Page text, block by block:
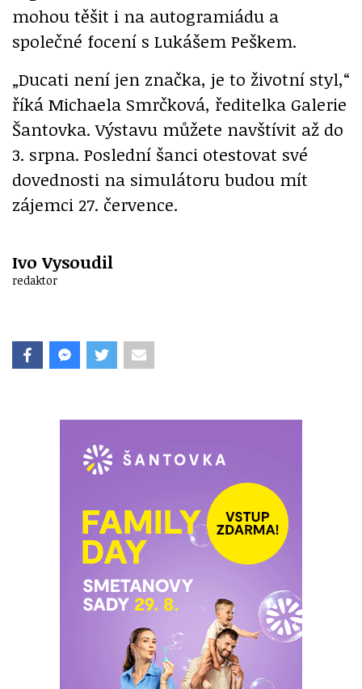
mohou těšit i na autogramiádu a
společné focení s Lukášem Peškem.
„Ducati není jen značka, je to životní styl,“
říká Michaela Smrčková, ředitelka Galerie
Šantovka. Výstavu můžete navštívit až do
3. srpna. Poslední šanci otestovat své
dovednosti na simulátoru budou mít
zájemci 27. července.
Ivo Vysoudil
redaktor